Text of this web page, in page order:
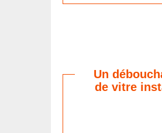
Un
de vitre